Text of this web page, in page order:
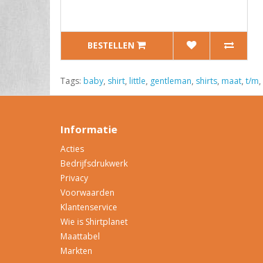
BESTELLEN
Tags: baby, shirt, little, gentleman, shirts, maat, t/m,
Informatie
Acties
Bedrijfsdrukwerk
Privacy
Voorwaarden
Klantenservice
Wie is Shirtplanet
Maattabel
Markten